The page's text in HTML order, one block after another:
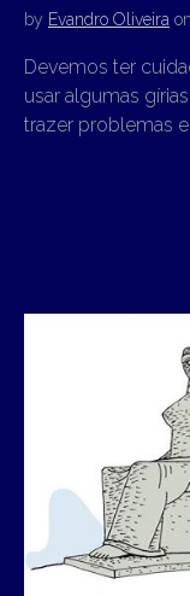
by Evandro Oliveira on
Devemos ter
usar algumas
trazer problemas e